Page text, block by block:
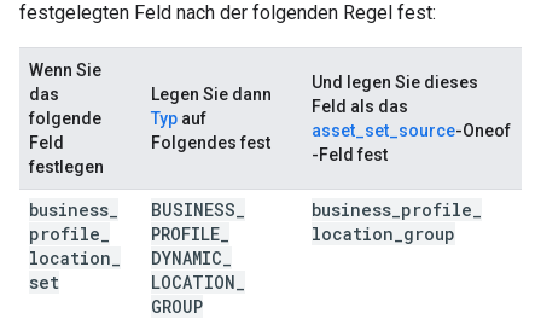
festgelegten Feld nach der folgenden Regel fest:
Wenn Sie
das
folgende
Feld
festlegen
Legen Sie dann
Typ auf
Folgendes fest
Und legen Sie dieses
Feld als das
asset_set_source-Oneof
-Feld fest
business
profile
location
set
BUSINESS
PROFILE
DYNAMIC
LOCATION
GROUP
business profile
location group